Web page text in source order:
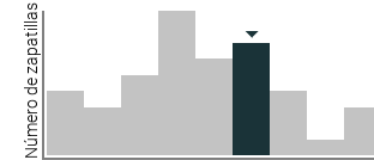
Número de zapatillas